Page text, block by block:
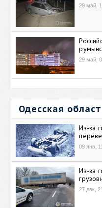
29 май,
29 май,
Одесская
Из-за
09 янв,
Из-за
27 дек,